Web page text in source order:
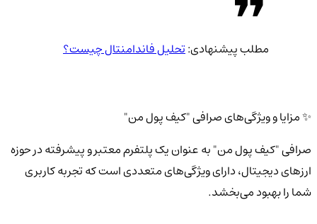
مطلب پیشنهادی:تحلیل فاندامنتال چیست؟
✨ مزایا و ویژگی‌های صرافی "کیف پول من"
صرافی "کیف پول من" به عنوان یک پلتفرم معتبر و پیشرفته در حوزه
ارزهای دیجیتال، دارای ویژگی‌های متعددی است که تجربه کاربری
شما را بهبود می‌بخشد.